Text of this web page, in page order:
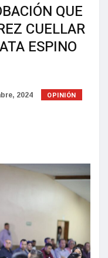
QUE
CUELLAR
ESPINO
2024 OPINIÓN